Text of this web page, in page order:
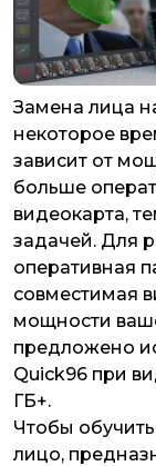
Замена лица
некоторое
зависит от
больше
видеокарта,
задачей. Для
оперативная
совместимая
мощности
предложено
Quick96 при
ГБ+.
Чтобы
лицо,